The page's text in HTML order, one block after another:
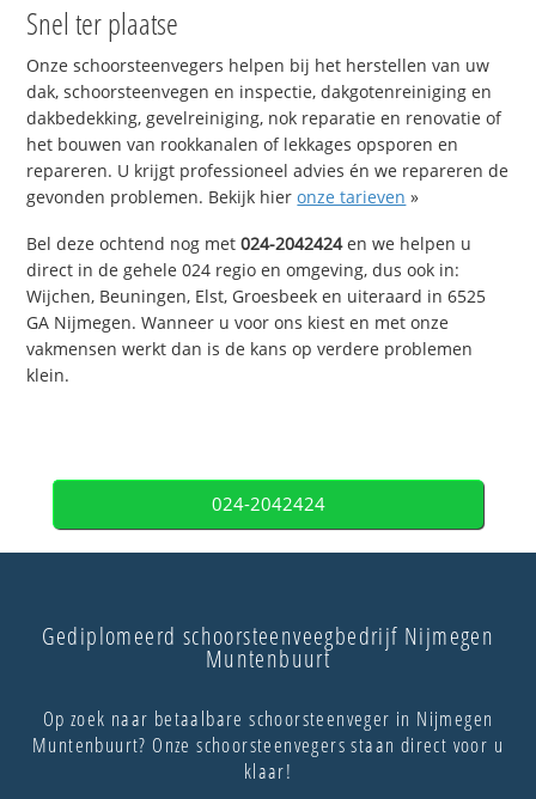
Snel ter plaatse
Onze schoorsteenvegers helpen bij het herstellen van uw
dak, schoorsteenvegen en inspectie, dakgotenreiniging en
dakbedekking, gevelreiniging, nok reparatie en renovatie of
het bouwen van rookkanalen of lekkages opsporen en
repareren. U krijgt professioneel advies én we repareren de
gevonden problemen. Bekijk hieronze tarieven »
Bel deze ochtend nog met024-2042424en we helpen u
direct in de gehele 024 regio en omgeving, dus ook in:
Wijchen, Beuningen, Elst, Groesbeek en uiteraard in 6525
GA Nijmegen. Wanneer u voor ons kiest en met onze
vakmensen werkt dan is de kans op verdere problemen
klein.
024-2042424
Gediplomeerd schoorsteenveegbedrijf Nijmegen
Muntenbuurt
Op zoek naar betaalbare schoorsteenveger in Nijmegen
Muntenbuurt? Onze schoorsteenvegers staan direct voor u
klaar!